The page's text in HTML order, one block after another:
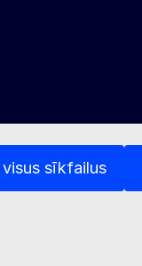
sīkfailus